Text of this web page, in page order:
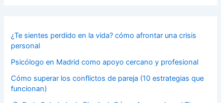
¿Te sientes perdido en la vida? cómo afrontar una crisis
personal
Psicólogo en Madrid como apoyo cercano y profesional
Cómo superar los conflictos de pareja (10 estrategias que
funcionan)